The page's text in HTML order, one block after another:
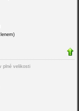
plné velikosti